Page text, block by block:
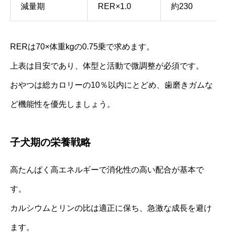
減量期 RER×1.0 約230
RERは70×体重kgの0.75乗で求めます。
上表は目安であり、体型と活動で微調整が必須です。
おやつは総カロリーの10％以内にとどめ、歯磨きガムな
ど機能性を優先しましょう。
子犬期の栄養戦略
高たんぱく高エネルギーで消化性の高い配合が基本で
す。
カルシウムとリンの比は適正に保ち、急激な成長を避け
ます。